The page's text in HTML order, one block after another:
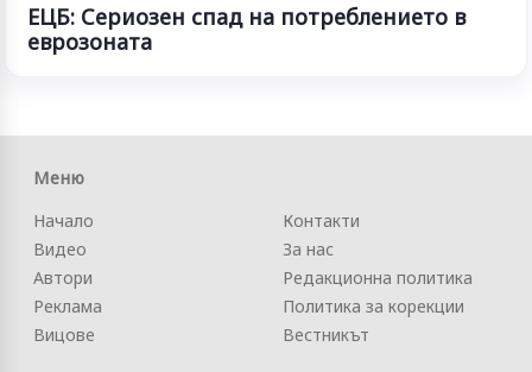
ЕЦБ: Сериозен спад на потреблението в
еврозоната
Меню
Начало
Видео
Автори
Реклама
Вицове
Контакти
За нас
Редакционна политика
Политика за корекции
Вестникът